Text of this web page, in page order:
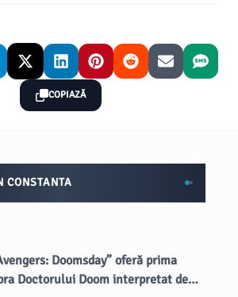
COPIAZĂ
CONSTANTA
Doomsday” oferă prima
Doctorului Doom interpretat de